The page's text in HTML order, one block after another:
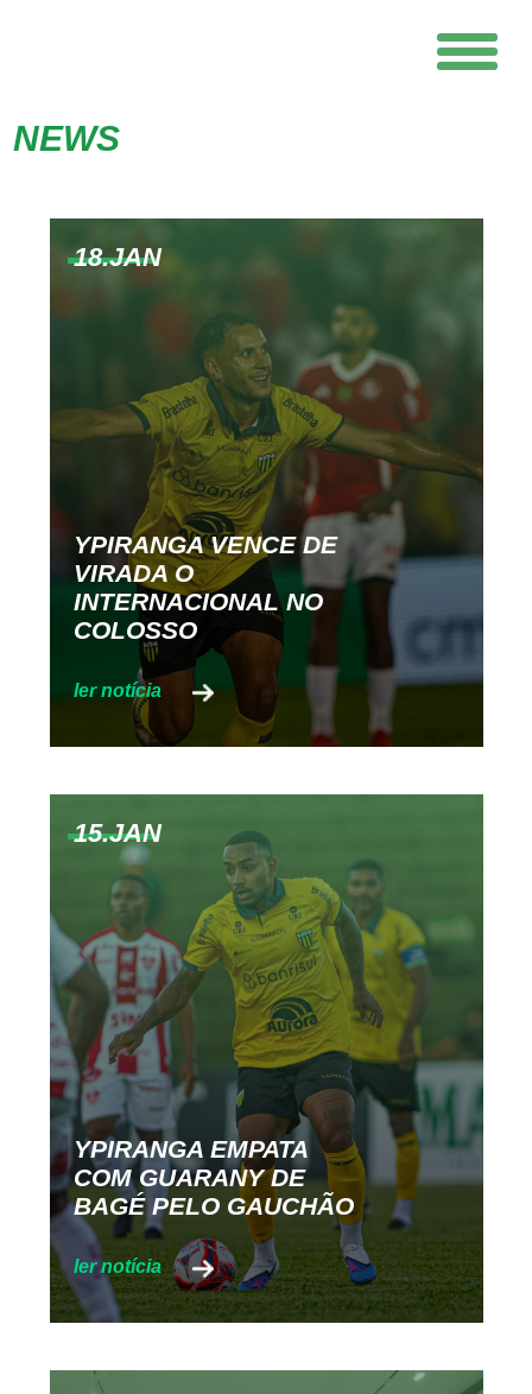
NEWS
18.JAN
YPIRANGA VENCE DE
VIRADA O
INTERNACIONAL NO
COLOSSO
15.JAN
YPIRANGA EMPATA
COM GUARANY DE
BAGÉ PELO GAUCHÃO